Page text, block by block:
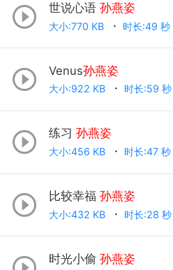
世说心语 孙燕姿
大小:770 KB 时长:49 秒
Venus孙燕姿
大小:922 KB 时长:59 秒
练习 孙燕姿
大小:456 KB 时长:47 秒
比较幸福 孙燕姿
大小:432 KB 时长:28 秒
时光小偷 孙燕姿